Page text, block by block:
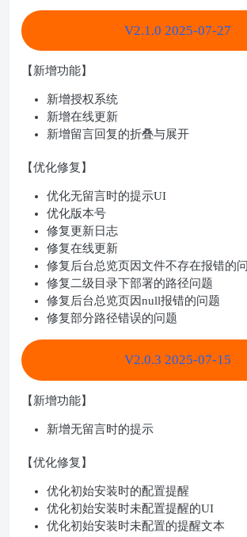
V2.1.0 2025-07-27
【新增功能】
新增授权系统
新增在线更新
新增留言回复的折叠与展开
【优化修复】
优化无留言时的提示UI
优化版本号
修复更新日志
修复在线更新
修复后台总览页因文件不存在报错的
修复二级目录下部署的路径问题
修复后台总览页因null报错的问题
修复部分路径错误的问题
V2.0.3 2025-07-15
【新增功能】
新增无留言时的提示
【优化修复】
优化初始安装时的配置提醒
优化初始安装时未配置提醒的UI
优化初始安装时未配置的提醒文本